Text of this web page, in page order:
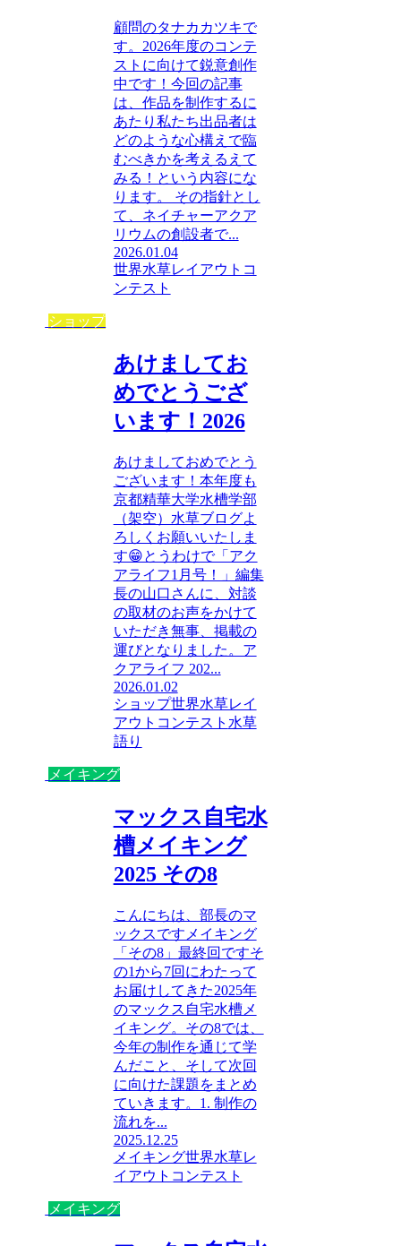
顧問のタナカカツキで
す。2026年度のコンテ
ストに向けて鋭意創作
中です！今回の記事
は、作品を制作するに
あたり私たち出品者は
どのような心構えで臨
むべきかを考えるえて
みる！という内容にな
ります。 その指針とし
て、ネイチャーアクア
リウムの創設者で...
2026.01.04
世界水草レイアウトコ
ンテスト
ショップ
あけましてお
めでとうござ
います！2026
あけましておめでとう
ございます！本年度も
京都精華大学水槽学部
（架空）水草ブログよ
ろしくお願いいたしま
す😁とうわけで「アク
アライフ1月号！」編集
長の山口さんに、対談
の取材のお声をかけて
いただき無事、掲載の
運びとなりました。ア
クアライフ 202...
2026.01.02
ショップ世界水草レイ
アウトコンテスト 水草
語り
メイキング
マックス自宅水
槽メイキング
2025 その8
こんにちは、部長のマ
ックスですメイキング
「その8」最終回ですそ
の1から7回にわたって
お届けしてきた2025年
のマックス自宅水槽メ
イキング。その8では、
今年の制作を通じて学
んだこと、そして次回
に向けた課題をまとめ
ていきます。1. 制作の
流れを...
2025.12.25
メイキング世界水草レ
イアウトコンテスト
メイキング